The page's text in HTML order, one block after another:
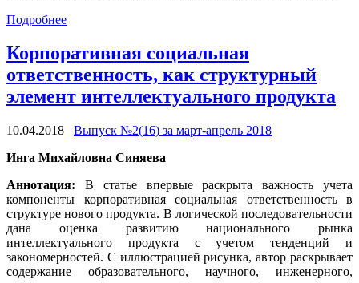
Подробнее
Корпоративная социальная
ответственность, как структурный
элемент интеллектуального продукта
10.04.2018
Выпуск №2(16) за март-апрель 2018
Инга Михайловна Синяева
Аннотация: В статье впервые раскрыта важность учета
компоненты корпоративная социальная ответственность в
структуре нового продукта. В логической последовательности
дана оценка развитию национального рынка
интеллектуального продукта с учетом тенденций и
закономерностей. С иллюстрацией рисунка, автор раскрывает
содержание образовательного, научного, инженерного,